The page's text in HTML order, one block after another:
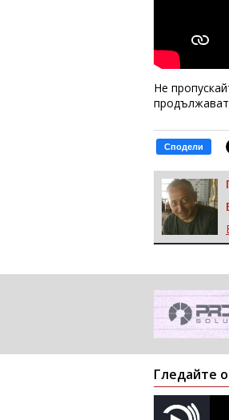
Не
Сподели
Гледайте